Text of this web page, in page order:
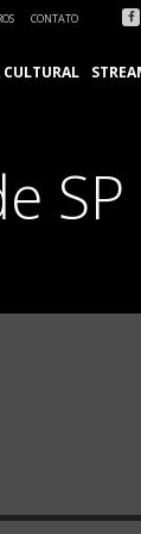
CONTATO
SP